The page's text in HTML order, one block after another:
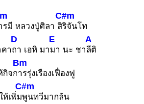
รมี หลวงปู่ศิลา สิ
C#m
ริจันโท
า
D
ถา เอหิ มา
E
มา นะ ชา
A
ลีติ
กิจก
Bm
ารรุ่งเรืองเฟื่องฟู
ห้เพิ่ม
C#m
พูนทวีมากล้น